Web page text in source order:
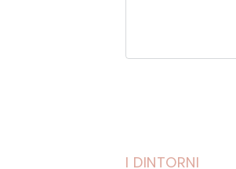
I DINTORNI